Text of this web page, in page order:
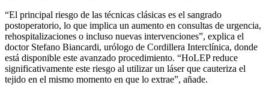
“El principal riesgo de las técnicas clásicas es el sangrado
postoperatorio, lo que implica un aumento en consultas de urgencia,
rehospitalizaciones o incluso nuevas intervenciones”, explica el
doctor Stefano Biancardi, urólogo de Cordillera Interclínica, donde
está disponible este avanzado procedimiento. “HoLEP reduce
significativamente este riesgo al utilizar un láser que cauteriza el
tejido en el mismo momento en que lo extrae”, añade.